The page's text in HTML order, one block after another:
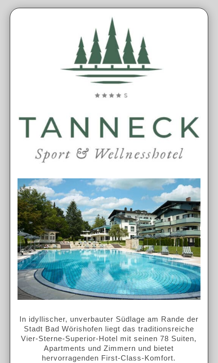
In idyllischer, unverbauter Südlage am Rande der
Stadt Bad Wörishofen liegt das traditionsreiche
Vier-Sterne-Superior-Hotel mit seinen 78 Suiten,
Apartments und Zimmern und bietet
hervorragenden First-Class-Komfort.